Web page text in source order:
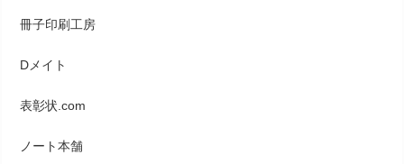
冊子印刷工房
Dメイト
表彰状.com
ノート本舗